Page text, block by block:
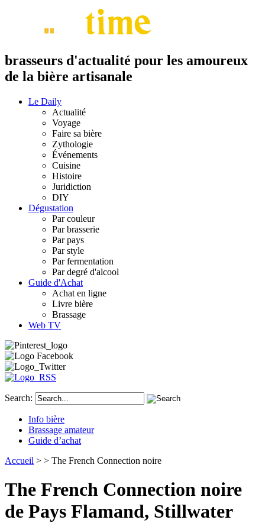
brasseurs d'actualité pour les amoureux
de la bière artisanale
Le Daily
Actualité
Voyage
Faire sa bière
Zythologie
Événements
Cuisine
Histoire
Juridiction
DIY
Dégustation
Par couleur
Par brasserie
Par pays
Par style
Par fermentation
Par degré d'alcool
Guide d'Achat
Achat en ligne
Livre bière
Brassage
Web TV
Search:
Info bière
Brassage amateur
Guide d’achat
Accueil > > The French Connection noire
The French Connection noire
de Pays Flamand, Stillwater